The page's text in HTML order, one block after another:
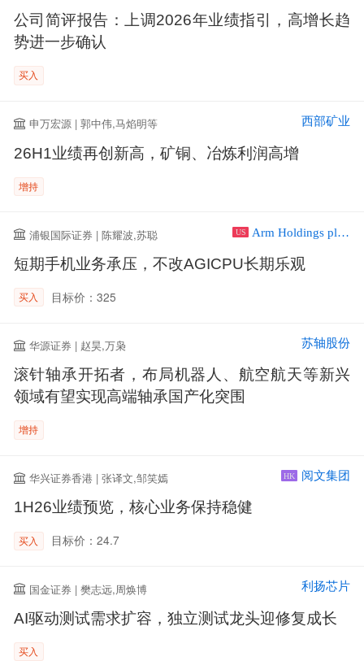
公司简评报告：上调2026年业绩指引，高增长趋
势进一步确认
买入
申万宏源 | 郭中伟,马焰明等 西部矿业
26H1业绩再创新高，矿铜、冶炼利润高增
增持
浦银国际证券 | 陈耀波,苏聪 US Arm Holdings plc ADR
短期手机业务承压，不改AGICPU长期乐观
买入 目标价：325
华源证券 | 赵昊,万枭 苏轴股份
滚针轴承开拓者，布局机器人、航空航天等新兴
领域有望实现高端轴承国产化突围
增持
华兴证券香港 | 张译文,邹笑嫣 HK 阅文集团
1H26业绩预览，核心业务保持稳健
买入 目标价：24.7
国金证券 | 樊志远,周焕博 利扬芯片
AI驱动测试需求扩容，独立测试龙头迎修复成长
买入